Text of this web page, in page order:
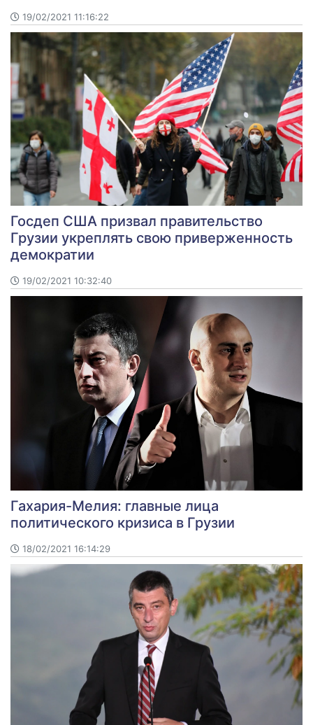
19/02/2021 11:16:22
Госдеп США призвал правительство
Грузии укреплять свою приверженность
демократии
19/02/2021 10:32:40
Гахария-Мелия: главные лица
политического кризиса в Грузии
18/02/2021 16:14:29